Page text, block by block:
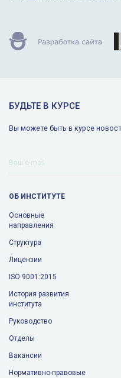
БУДЬТЕ В КУРСЕ
Вы можете быть в курсе
ОБ ИНСТИТУТЕ
Основные
направления
Структура
Лицензии
ISO 9001:2015
История развития
института
Руководство
Отделы
Вакансии
Нормативно-правовые